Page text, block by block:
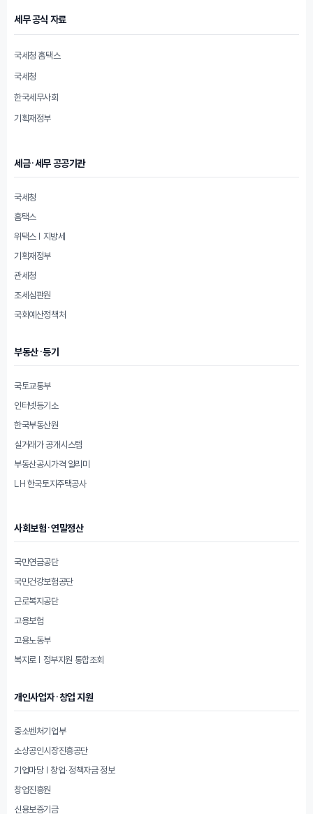
세무 공식 자료
국세청 홈택스
국세청
한국세무사회
기획재정부
세금·세무 공공기관
국세청
홈택스
위택스 | 지방세
기획재정부
관세청
조세심판원
국회예산정책처
부동산·등기
국토교통부
인터넷등기소
한국부동산원
실거래가 공개시스템
부동산공시가격 알리미
LH 한국토지주택공사
사회보험·연말정산
국민연금공단
국민건강보험공단
근로복지공단
고용보험
고용노동부
복지로 | 정부지원 통합조회
개인사업자·창업 지원
중소벤처기업부
소상공인시장진흥공단
기업마당 | 창업·정책자금 정보
창업진흥원
신용보증기금